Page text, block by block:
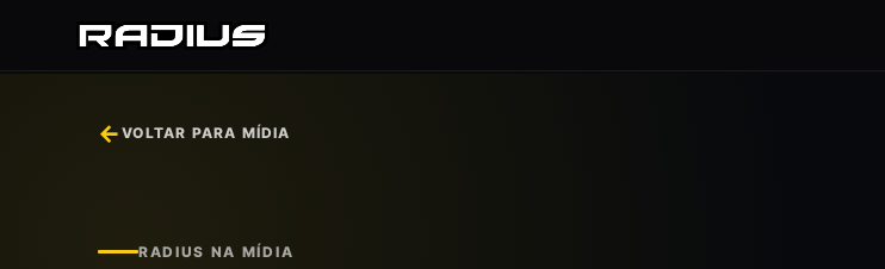
←VOLTAR PARA MÍDIA
RADIUS NA MÍDIA